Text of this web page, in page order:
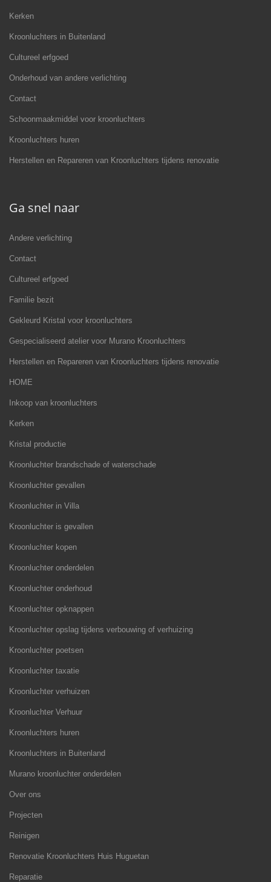
Kerken
Kroonluchters in Buitenland
Cultureel erfgoed
Onderhoud van andere verlichting
Contact
Schoonmaakmiddel voor kroonluchters
Kroonluchters huren
Herstellen en Repareren van Kroonluchters tijdens renovatie
Ga snel naar
Andere verlichting
Contact
Cultureel erfgoed
Familie bezit
Gekleurd Kristal voor kroonluchters
Gespecialiseerd atelier voor Murano Kroonluchters
Herstellen en Repareren van Kroonluchters tijdens renovatie
HOME
Inkoop van kroonluchters
Kerken
Kristal productie
Kroonluchter brandschade of waterschade
Kroonluchter gevallen
Kroonluchter in Villa
Kroonluchter is gevallen
Kroonluchter kopen
Kroonluchter onderdelen
Kroonluchter onderhoud
Kroonluchter opknappen
Kroonluchter opslag tijdens verbouwing of verhuizing
Kroonluchter poetsen
Kroonluchter taxatie
Kroonluchter verhuizen
Kroonluchter Verhuur
Kroonluchters huren
Kroonluchters in Buitenland
Murano kroonluchter onderdelen
Over ons
Projecten
Reinigen
Renovatie Kroonluchters Huis Huguetan
Reparatie